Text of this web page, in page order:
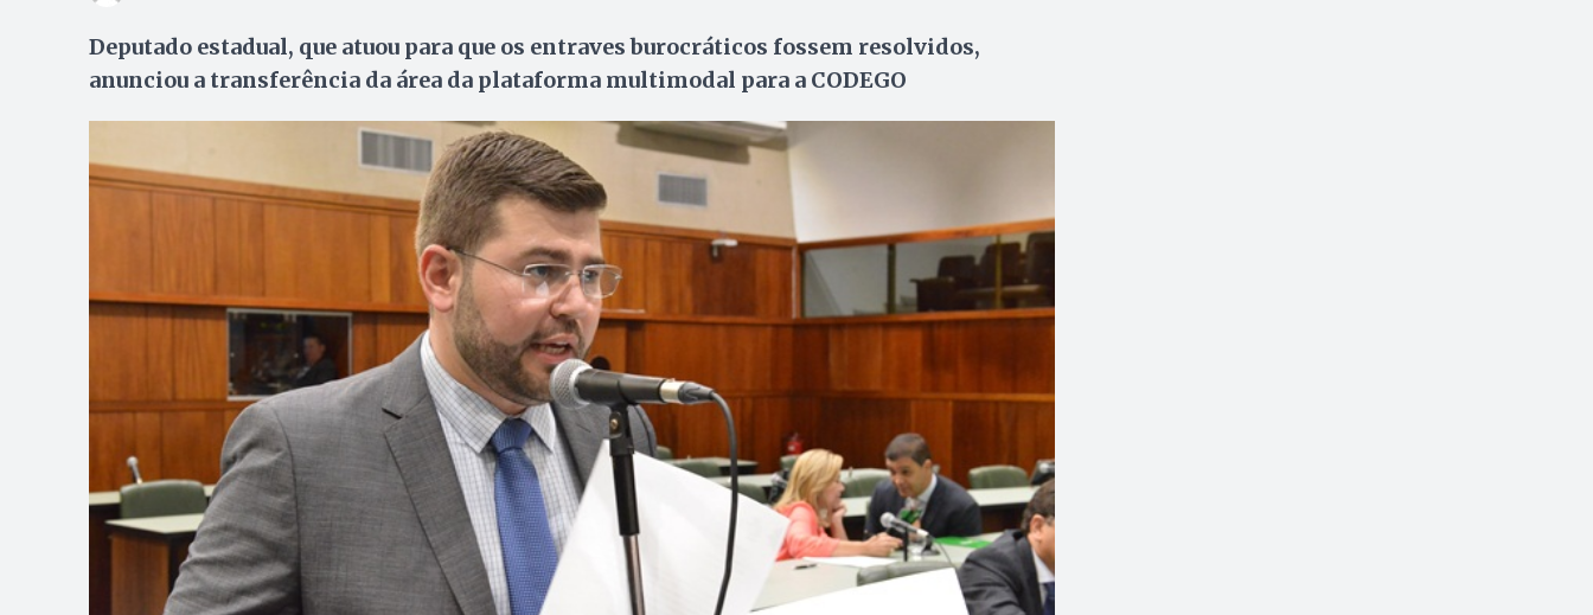
Deputado estadual, que atuou para que os entraves burocráticos fossem resolvidos,
anunciou a transferência da área da plataforma multimodal para a CODEGO